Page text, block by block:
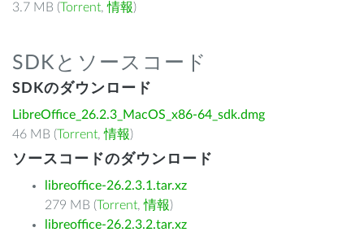
3.7 MB (Torrent,情報)
SDKとソースコード
SDKのダウンロード
LibreOffice_26.2.3_MacOS_x86-64_sdk.dmg
46 MB (Torrent,情報)
ソースコードのダウンロード
libreoffice-26.2.3.1.tar.xz
279 MB (Torrent,情報)
libreoffice-26.2.3.2.tar.xz